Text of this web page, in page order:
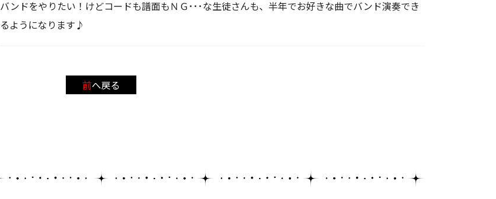
バンドをやりたい！けどコードも譜面もＮＧ･･･な生徒さんも、半年でお好きな曲でバンド演奏でき
るようになります♪
前へ戻る